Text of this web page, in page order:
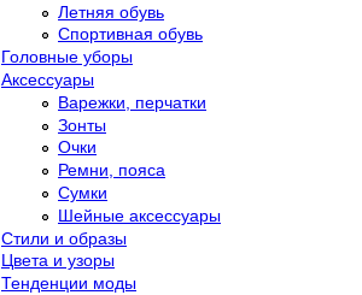
Летняя обувь
Спортивная обувь
Головные уборы
Аксессуары
Варежки, перчатки
Зонты
Очки
Ремни, пояса
Сумки
Шейные аксессуары
Стили и образы
Цвета и узоры
Тенденции моды